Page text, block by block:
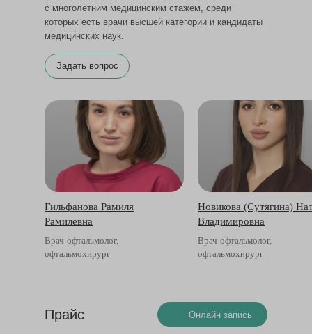
с многолетним медицинским стажем, среди
которых есть врачи высшей категории и кандидаты
медицинских наук.
Задать вопрос
Гильфанова Рамиля
Рамилевна
Врач-офтальмолог,
офтальмохирург
Новикова (Сутягина)
Владимировна
Врач-офтальмолог,
офтальмохирург
Прайс Онлайн запись